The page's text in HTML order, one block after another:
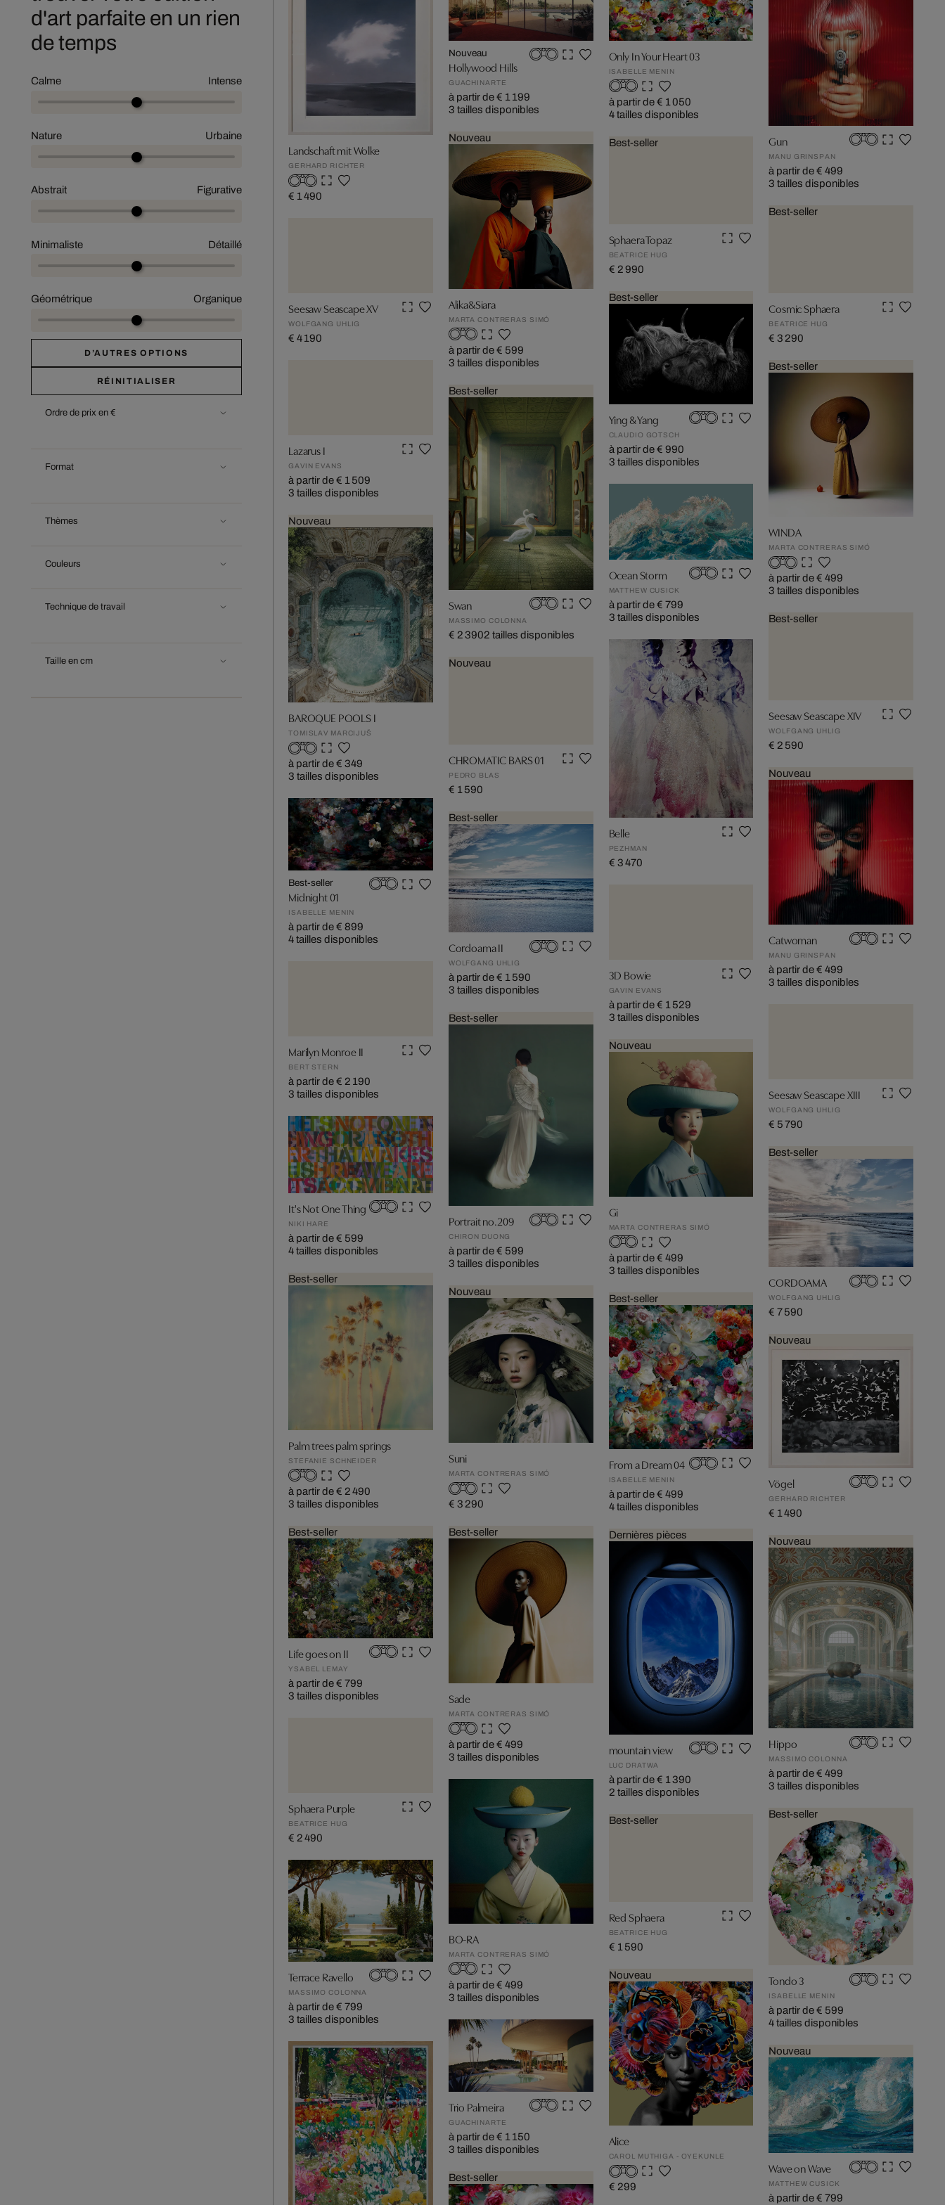
d'art parfaite en un rien
de temps
Calme Intense
Nature Urbaine
Abstrait Figurative
Minimaliste Détaillé
Géométrique Organique
D’AUTRES OPTIONS
RÉINITIALISER
Ordre de prix en €
Format
Thèmes
Couleurs
Technique de travail
Taille en cm
Landschaft mit Wolke
GERHARD RICHTER
€ 1 490
Seesaw Seascape XV
WOLFGANG UHLIG
€ 4 190
Lazarus I
GAVIN EVANS
à partir de € 1 509
3 tailles disponibles
Nouveau
BAROQUE POOLS I
TOMISLAV MARCIJUŠ
à partir de € 349
3 tailles disponibles
Best-seller
Midnight 01
ISABELLE MENIN
à partir de € 899
4 tailles disponibles
Marilyn Monroe II
BERT STERN
à partir de € 2 190
3 tailles disponibles
It's Not One Thing
NIKI HARE
à partir de € 599
4 tailles disponibles
Best-seller
Palm trees palm springs
STEFANIE SCHNEIDER
à partir de € 2 490
3 tailles disponibles
Best-seller
Life goes on II
YSABEL LEMAY
à partir de € 799
3 tailles disponibles
Sphaera Purple
BEATRICE HUG
€ 2 490
Terrace Ravello
MASSIMO COLONNA
à partir de € 799
3 tailles disponibles
Nouveau
Hollywood Hills
GUACHINARTE
à partir de € 1 199
3 tailles disponibles
Nouveau
Alika&Siara
MARTA CONTRERAS SIMÓ
à partir de € 599
3 tailles disponibles
Best-seller
Swan
MASSIMO COLONNA
€ 2 3902 tailles disponibles
Nouveau
CHROMATIC BARS 01
PEDRO BLAS
€ 1 590
Best-seller
Cordoama II
WOLFGANG UHLIG
à partir de € 1 590
3 tailles disponibles
Best-seller
Portrait no.209
CHIRON DUONG
à partir de € 599
3 tailles disponibles
Nouveau
Suni
MARTA CONTRERAS SIMÓ
€ 3 290
Best-seller
Sade
MARTA CONTRERAS SIMÓ
à partir de € 499
3 tailles disponibles
BO-RA
MARTA CONTRERAS SIMÓ
à partir de € 499
3 tailles disponibles
Trio Palmeira
GUACHINARTE
à partir de € 1 150
3 tailles disponibles
Best-seller
Only In Your Heart 03
ISABELLE MENIN
à partir de € 1 050
4 tailles disponibles
Best-seller
Sphaera Topaz
BEATRICE HUG
€ 2 990
Best-seller
Ying & Yang
CLAUDIO GOTSCH
à partir de € 990
3 tailles disponibles
Ocean Storm
MATTHEW CUSICK
à partir de € 799
3 tailles disponibles
Belle
PEZHMAN
€ 3 470
3D Bowie
GAVIN EVANS
à partir de € 1 529
3 tailles disponibles
Nouveau
Gi
MARTA CONTRERAS SIMÓ
à partir de € 499
3 tailles disponibles
Best-seller
From a Dream 04
ISABELLE MENIN
à partir de € 499
4 tailles disponibles
Dernières pièces
mountain view
LUC DRATWA
à partir de € 1 390
2 tailles disponibles
Best-seller
Red Sphaera
BEATRICE HUG
€ 1 590
Nouveau
Alice
CAROL MUTHIGA - OYEKUNLE
€ 299
Gun
MANU GRINSPAN
à partir de € 499
3 tailles disponibles
Best-seller
Cosmic Sphaera
BEATRICE HUG
€ 3 290
Best-seller
WINDA
MARTA CONTRERAS SIMÓ
à partir de € 499
3 tailles disponibles
Best-seller
Seesaw Seascape XIV
WOLFGANG UHLIG
€ 2 590
Nouveau
Catwoman
MANU GRINSPAN
à partir de € 499
3 tailles disponibles
Seesaw Seascape XIII
WOLFGANG UHLIG
€ 5 790
Best-seller
CORDOAMA
WOLFGANG UHLIG
€ 7 590
Nouveau
Vögel
GERHARD RICHTER
€ 1 490
Nouveau
Hippo
MASSIMO COLONNA
à partir de € 499
3 tailles disponibles
Best-seller
Tondo 3
ISABELLE MENIN
à partir de € 599
4 tailles disponibles
Nouveau
Wave on Wave
MATTHEW CUSICK
à partir de € 799